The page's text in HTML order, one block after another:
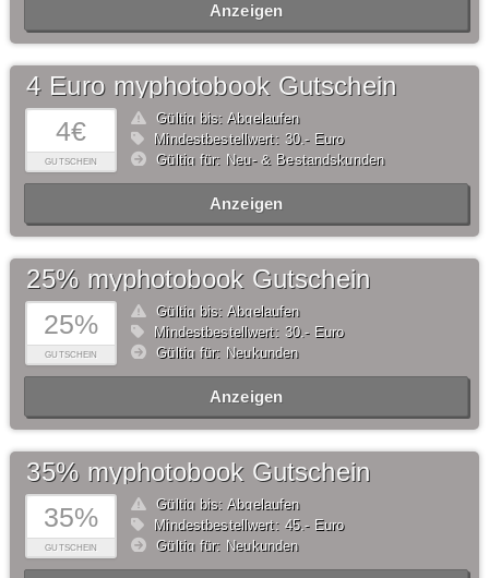
Anzeigen
4€
GUTSCHEIN
4 Euro myphotobook Gutschein
Gültig bis: Abgelaufen
Mindestbestellwert: 30,- Euro
Gültig für: Neu- & Bestandskunden
Anzeigen
25%
GUTSCHEIN
25% myphotobook Gutschein
Gültig bis: Abgelaufen
Mindestbestellwert: 30,- Euro
Gültig für: Neukunden
Anzeigen
35%
GUTSCHEIN
35% myphotobook Gutschein
Gültig bis: Abgelaufen
Mindestbestellwert: 45,- Euro
Gültig für: Neukunden